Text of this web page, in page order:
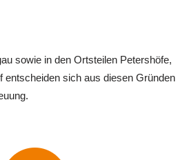
sowie in den Ortsteilen Petershöfe,
entscheiden sich aus diesen Gründen